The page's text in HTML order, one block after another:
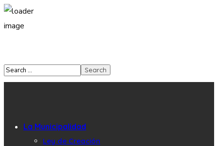
La Municipalidad
Ley de Creación